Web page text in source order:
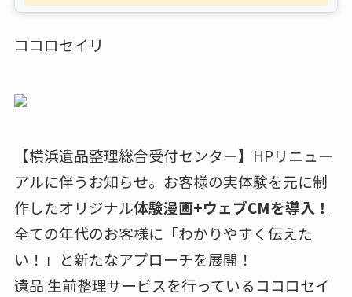
ココロセイリ
【横浜遺品整理総合受付センター】HPリニュー
アルに伴うお知らせ。お客様の実体験を元に制
作したオリジナル体験漫画+ウェブCMを導入！
全ての年代のお客様に「わかりやすく伝えた
い！」と新たなアプローチを展開！
遺品 生前整理サービスを行っているココロセイ